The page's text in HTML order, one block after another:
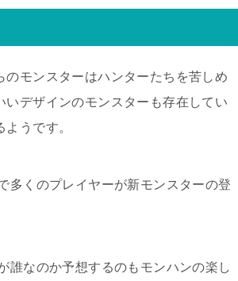
モンスターはハンターたちを苦しめ
デザインのモンスターも存在してい
うです。
多くのプレイヤーが新モンスターの登
誰なのか予想するのもモンハンの楽し